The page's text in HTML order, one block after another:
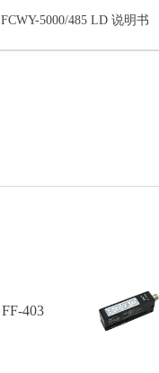
FCWY-5000/485 LD 说明书
FF-403